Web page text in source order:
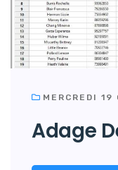
MERCREDI
Adage